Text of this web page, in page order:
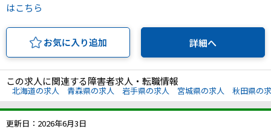
はこちら
お気に入り追加 詳細へ
この求人に関連する障害者求人・転職情報
北海道の求人 青森県の求人 岩手県の求人 宮城県の求人 秋田県の
更新日：2026年6月3日